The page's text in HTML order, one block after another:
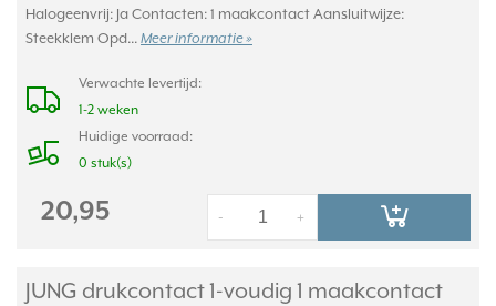
Halogeenvrij: Ja Contacten: 1 maakcontact Aansluitwijze:
Steekklem Opd... Meer informatie »
Verwachte levertijd:
1-2 weken
Huidige voorraad:
0 stuk(s)
20,95 +
-
JUNG drukcontact 1-voudig 1 maakcontact